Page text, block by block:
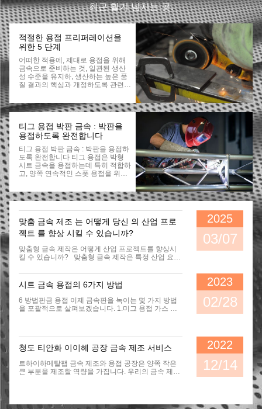
최근 활기 넘치는 곳.
적절한 용접 프리퍼레이션을
위한 5 단계
어떠한 적용에, 제대로 용접을 위해
금속으로 준비하는 것, 일관된 생산
성 수준을 유지하, 생산하는 높은 품
질 결과의 핵심과 개정하도록 관련된
입니다. 매우 가장 완전한 것 표면으
로 시작하는 것 건전하고 강한 웰드
이 바르게 그리고 효율적으로 용접
프레프를 완료하기 위한 우수 사례를
운영자들에 장치하는 것 전체적 용접
작업을 간소화하는 것에게 중요한 이
유입니다.1. 계획을 형성하세요 적절
한 용접 프리퍼레이션을 위해, 시작
되기 전에 계획을 가지는 것은 중요
순한 것처럼 보이는 프로젝트로 완전
히 뛰어들고 그리고 나서 희생이 큰
나, 개정하기 쉽습니다. 또한 계획을
가지는 것 사안이 발생할 때 당신이
요령을 피우기 위해 충동을 이겨낼
수 있도록 도와 줍니다. 당신의 용접
프레프 전략을 한데 모을 때 이러한
용하고 있는 용접 프로세스에 필요합
니까? 만약 당신이 피복 금속 아크
용접 (SMAW) 이면, 당신이 종종 재
료 표면에 약간의 음란을 가지고 도
망칠 수 있지만, 그러나 과정이 더 용
접 후되고 층간 세정을 요구합니다.
적으로 더 많은 준비와 클리너 표면
이 품질 용접물들을 생산하도록 요구
더 적은 노력이 요구됩니다. 매체가
내가 함께 일하고 있는 재료를 위해
가지고 있습니다. 인코넬 합금과 같
티그 용접 박판 금속 : 박판을
용접하도록 완전합니다
티그 용접 박판 금속 : 박판을 용접하
도록 완전합니다 티그 용접은 박형
시트 금속을 용접하는데 특히 적합하
고, 양쪽 연속적인 스폿 용접을 위해
대하여 더 자세히 아세요. 술래잡기
(텅스텐 불활성 가스) 용접 박판 금속
호받는 용해되지 않는 (텅스텐) 전극
과 아크 용접 공정이며 (가장 일반적
으로 사용된 가스가 아르곤 또는 헬
륨입니다), 그것이 용가재와 함께 수
행될 수 있습니다. 티그 용접은 박형
고, 양쪽 연속적인 스폿 용접을 위해
사용될 수 있습니다. 이 특별한 용접
공정학은 리벳을 비행기 (똑같은 저
항과 많은 라이터) 위의 웰드들로 대
체하기 위해, 처음에 2차 세계대전
동안 항공 업계를 위해 개발되었습니
티그 용접 박판 금속은 고급 품질 접
합부를 제공하고, 그러므로 특히 금
속을 관통하는 더 리스크가 높은 전
통적 용접 결합 기술과는 달리, 박판
을 용접하는데 적합합니다. 가장 일
인레스 강과 비철 금속의 얇은 소편
맞춤 금속 제조 는 어떻게 당신 의 산업 프로
젝트 를 향상 시킬 수 있습니까?
맞춤형 금속 제작은 어떻게 산업 프로젝트를 향상시킬 수 있습니까? 맞춤형 금속 제작은 특정 산업 요구에 맞는 솔루션을 만들 수있는 기능을 제공합니다. 이 프로세스는 모든 구성 요소가 완벽하게 적합하여 기능과 효율성을 모두 향상시킵니다. 예를 들어, 건설 및 자동차와 같은 산업은 금속 제조에 의존하여 구조적 구성 요소, 특수 부품 및 프로토 타입을 생산합니다. 알고 있었나요?맞춤 제작은 또한 농업 및 건강 관리와 같은 부문에도 도움이됩니다. 농업 및 특수 의료 기기를위한 내구성있는 기계는 다재다능함에 대한 몇 가지 예일뿐입니다. 산업 애플리케이션 건설 구조 성분, 장식 요소, 맞춤형 계단, 금속 클래딩 자동차 특수 부품, 프로토 타입, 성능 및 안전을위한 수정 항공 우주 정밀 구성 요소는 안전성 및 효율성을위한 엄격한 사양을 충족합니다 의료 특수 장비, 수술기구, 의료 기기 예술과 디자인 조각, 가구, 창조적 인 금속 작품 고급 기술을 활용하면 프로젝트에서 타의 추종을 불허하는 정밀도와 내구성을 달성 할 수 있습니다. 농업용 내구성 기계 또는 전자 제품을위한 맞춤형 구성 요소가 필요한지 여부에 관계없이 금속 제조는 요구 사항에 적응하여 장기 신뢰성을 보장합니다. 또한 사용을 고려하십시오링크 앵커프로젝트를 관련 리소스 및 정보와 연결하려면 금속 제조 공정에 대한 이해를 높이십시오. 주요 테이크 아웃 맞춤형 금속 제작은 힘든 작업을위한 특별한 솔루션을 만드는 데 도움이됩니다. 그것은 일이 어떻게 작동 하는지를 향상시키고 더 효율적으로 만듭니다. 정확한 제조는 폐기물을 줄이고 돈을 절약합니다. 모든 부분은 잘 맞고 제대로 작동합니다. 특정 위험을 해결하는 맞춤형 디자인으로 안전이 향상됩니다. 이것은 모든 사람에게 직장을 더 안전하게 만듭니다. 올바른 재료와 방법을 선택하면 비용이 절약 될 수 있습니다. 또한 제품을 강력하고 고품질로 유지합니다. 전문 제작자와 함께 일하면 좋은 조언을 제공합니다. 그들은 프로젝트에 가장 적합한 솔루션을 만드는 데 도움이됩니다. 맞춤형 금속 제조가 산업 문제를 해결하는 방법 고유 한 프로젝트 요구를위한 맞춤형 솔루션 모든 산업 프로젝트에는 자체 도전 과제가 있습니다. 맞춤형 금속 제작을 통해 고유 한 요구 사항을 충족하도록 특별히 설계된 구성 요소를 만들어 이러한 과제를 해결할 수 있습니다. 예를 들어, 프로젝트에 고온 또는 부식성 환경과 같은 극한의 조건이 포함 된 경우 사용자 정의 제작은 이러한 응력을 견딜 수 있도록 설계된 재료를 사용하도록합니다. 이 접근법은 기계의 내구성을 향상시킬뿐만 아니라 수명을 연장합니다. 맞춤형 디자인으로 공간 제한을 해결할 수도 있습니다. 맞춤 구성 요소는 성능을 손상시키지 않고 사용 가능한 공간을 최대화합니다. 건설 프로젝트를 위해 구조 강철이 필요하거나 제조를위한 전문 기계가 필요한지 여부에 관계없이 사용자 정의는 유연성과 정밀성을 보장합니다. 항공 우주 및 건설과 같은 산업은 혁신과 탄력성을 지원하기 때문에 이러한 적응성으로부터 크게 이익을 얻습니다. 정밀도를 통한 효율성 향상 정밀도는 맞춤형 금속 제작의 초석입니다. 생산함으로써 그 부분정확한 사양을 일치 시키면 기존 시스템과 완벽하게 통합 할 수 있습니다. 이렇게하면 설치 시간이 줄어들고 더 부드러운 작업을 보장합니다. 예를 들어, 적절하게 장착 된 구성 요소는 부하 분포를 개선하여 기계의 전반적인 효율성을 향상시킵니다. 정밀도생산 중 폐기물을 최소화합니다. 정확한 측정으로 만든 구성 요소는 재료 비용을 줄이고 처리 시간을 가속화합니다. 또한 적합한 부품은 조립 라인 중단 가능성을 줄여 작업을 원활하게 유지합니다. 이 수준의 정확도는 로봇 및 자동차와 같은 산업에서 특히 중요합니다. 사소한 오류조차도 상당한 오류가 발생할 수 있습니다. 맞춤형 디자인으로 안전성 향상 안전은 모든 산업 환경에서 최우선 과제입니다. 맞춤형 금속 제작은 작업장 안전을 향상시키는 디자인을 만드는 데 도움이됩니다. 예를 들어, 가드 레일과 안전 인클로저는 기계에 맞게 작업자에게 최적의 보호를 제공합니다. 보도 및 강화 가장자리의 슬립 방지 표면은 사고의 위험을 더욱 줄입니다. 맞춤형 설계는 또한 안전 규정 준수를 보장합니다. 직장의 특정 위험을 해결함으로써 팀을위한보다 안전한 환경을 조성 할 수 있습니다. 사고로 날카로운 모서리와의 접촉을 방지하거나 중장비의 안정성을 향상시키는 지 여부에 관계없이 사용자 정의 솔루션은 안전 표준을 유지하는 데 중요한 역할을합니다. 폐기물을 최소화하여 비용을 줄입니다 맞춤형 금속 제작은 비용을 줄이는 실용적인 방법을 제공합니다.재료 폐기물 최소화. 종종 과도한 재료를 생성하는 대량 생산과 달리 맞춤 제작은 필요한 것만 생산하는 데 중점을 둡니다. 이 접근법은 비용을 절약 할뿐만 아니라 재료 사용을 최적화함으로써 지속 가능성을 지원합니다. 프로젝트에 적합한 금속과 두께를 선택하여 비용 절감을 달성 할 수 있습니다. 예를 들어: 알루미늄 또는 강철과 같은 재료를 선택하면 비용을 낮게 유지하면서 내구성이 내릴 수 있습니다. 적절한 두께를 사용하면 품질을 손상시키지 않고 불필요한 무게와 재료 비용이 줄어 듭니다. 디자인을 단순화하면 폐기물을 줄이는 데 중요한 역할을합니다. 부품이 적은 구성 요소를 만들면 재료 사용량을 낮추고 제조 프로세스를 덜 복잡하게 만듭니다. 이 단순성은 생산 시간이 빠르고 인건비가 줄어 듭니다. 효율적인 제조 기술을 선택하면 비용 효율성이 향상됩니다. 레이저 절단과 같은 프로세스는 플라즈마 절단과 같은 전통적인 방법에 비해 더 큰 정밀도를 제공합니다. 이 정밀도는 오류를 최소화하여 모든 조각이 완벽하게 맞고 재료가 낭비되지 않도록합니다. 또한 알루미늄 및 강철과 같은 금속이 재활용 가능하므로 맞춤형 제작을 친환경적인 선택으로 만듭니다. 재료를 재사용하면 원자재 비용을 줄이면 지속 ​​가능성에 기여합니다. 이 이중 혜택은 비용을 절약하고 환경 영향을 줄이는 데 도움이됩니다. 팁:제작 파트너와 협력하여 설계 최적화 및 재료 옵션을 탐색하십시오. 이를 통해 프로젝트에 가장 비용 효율적인 솔루션을 얻을 수 있습니다. 폐기물 감소에 중점을 두어 맞춤형 금속 제작을 통해 재정적 절약 및 환경 책임을 모두 달성 할 수 있습니다. 효율성을 극대화하고 비용을 최소화하려는 비즈니스에 현명한 선택입니다. 금속 제조의 주요 이점 정밀도와 정확성 정밀도는 산업 프로젝트의 성공을 보장하는 데 중요한 역할을합니다.맞춤형 금속 제조는 수정이 필요하지 않습니다특정 애플리케이션에 대한 목적으로 구성된 구성 요소를 작성함으로써. 이 수준의 정확도는 특히 항공 우주 및 의료 장비와 같은 산업에서는 경미한 변형조차도 성능에 영향을 줄 수 있습니다. 레이저 절단과 같은 고급 기술은 높은 공차 및 원활한 부분 어셈블리를 허용합니다. 이러한 방법은 모든 조각이 완벽하게 맞아 오류를 줄이고 생산 프로세스를 간소화 할 수 있도록합니다. 예를 들어, 제조의 정확성폐기물을 최소화하여 효율성을 향상시킵니다구성 요소를 기존 시스템에 통합하는 것을 향상시킵니다. 또한 높은 정확도로 복잡한 디자인을 달성하여 모든 부품이 엄격한 품질 표준을 충족하도록합니다. 팁:CNC 가공 또는 레이저 절단과 같은 고급 기술을 탐색하여 타의 추종을 불허하는 정밀도를 탐색하십시오. 내구성과 장수 내구성은 제조 된 구성 요소가 시간 테스트를 견딜 수 있도록합니다. 부식 저항을위한 스테인레스 스틸 또는 무거운 하중을위한 탄소강과 같은 올바른 재료를 선택하는 것이 필수적입니다. 이 재료는 가혹한 날씨에 노출되거나 고압 조건에 관계없이 까다로운 환경에 필요한 강도를 제공합니다. 프레스 브레이크 형성 및 용접을 포함한 현대식 제조 방법은 금속 제품의 구조적 무결성을 향상시킵니다. 잘 생각 된 설계는 부하 분포 및 응력 지점을 설명함으로써 안정성을 더욱 향상시킵니다. 또한 청소 및 에칭과 같은 표면 제조 기술은 보호 코팅의 접착력을 향상시켜 부식의 위험을 줄입니다. 이 단계는 구성 요소가 장기간에 걸쳐 신뢰할 수 있고 기능적으로 유지되도록합니다. 메모:분말 코팅 또는 아연 도금과 같은 보호 코팅을 적용하면 금속 제품의 수명이 크게 연장 될 수 있습니다. 비용 효율성 및 절약 맞춤형 금속 제작은 품질을 손상시키지 않고 비용을 줄이기위한 몇 가지 전략을 제공합니다. 올바른 재료와 두께를 선택하면 제조 비용에 영향을 미칩니다. 예를 들어, 알루미늄은 가벼운 옵션을 제공하는 반면 Steel은 합리적인 비용으로 강도를 제공합니다. 불필요한 기능을 제거하여 설계를 단순화하면 제조 시간과 자원 사용이 줄어 듭니다. 생산 공정을 간소화하면 추가 비용이 줄어 듭니다. 예를 들어, 표준화 부품을 사용하면 규모의 경제로부터 혜택을받을 수 있습니다. 숙련 된 제작자와 협력하면 용접 요구를 최소화하고 인건비를 줄이는 설계 최적화를 식별하는 데 도움이 될 수 있습니다. 이러한 조치는 비용을 절약 할뿐만 아니라 프로젝트 타임 라인을 단축시켜 더 빠른 배송을 보장합니다. 전략 설명 재료 선택 올바른 금속과 두께를 선택하면 제조 비용에 큰 영향을 미칩니다. 설계 최적화 설계 및 생산 프로세스를 간소화하면 비용이 크게 줄어 듭니다. 단순화 디자인 불필요한 기능을 줄이면 제조 시간과 자원 사용이 줄어 듭니다. 부품 표준화 표준화를 통해 달성 된 규모의 경제는 비용 절감을 초래합니다. 이러한 전략에 중점을두면 구성 요소의 품질과 내구성을 유지하면서 상당한 비용 절감 효과를 얻을 수 있습니다. 응용 프로그램 전체의 적응성 맞춤형 금속 제작은 광범위한 산업 응용 분야에 적응할 수있는 능력으로 두드러집니다. 이러한 유연성을 통해 효율성과 신뢰성을 보장하면서 다양한 부문의 고유 한 요구를 해결할 수 있습니다. 건설, 제조 또는 정밀 산업 분야에서 일하든 맞춤형 제작은 귀하의 요구에 맞는 솔루션을 제공합니다. 다음은 산업 전반에 맞는 맞춤형 금속 제조에 적응하는 방법입니다. 구조적 금속 제조: 인프라 구축에 이상적이며 특정 부하 및 설계 요구 사항을 충족하는 빔, 열 및 프레임 워크의 생성을 지원합니다. 특수 구성 요소: 항공 우주 및 로봇 공학과 같은 정밀 산업은 엄격한 공차 및 성능 표준을 충족하도록 설계된 맞춤형 부품의 혜택을받습니다. 중장기: 사용자 정의 부품은 농업, 광업 및 기타 까다로운 환경에 사용되는 장비의 내구성과 기능을 향상시킵니다. 프로토 타이핑 및 소규모 배치 생산: 디자인의 빠른 테스트 및 개선은 혁신을 촉진하여 새로운 아이디어를 효율적으로 생생하게 가져옵니다. 부식 방지 합금: 고강도 재료는 해양 또는 화학적 처리 환경과 같은 가혹한 조건에서 내구성을 보장합니다. 이 적응성은 금속 제조에서 이용할 수있는 광범위한 기술과 재료에서 비롯됩니다. CNC 가공 및 레이저 절단과 같은 프로세스는 정확한 사용자 정의를 가능하게하는 반면 스테인레스 스틸 및 알루미늄과 같은 재료는 강도와 다양성을 제공합니다. 올바른 조합을 선택하면 모든 설정에서 안정적으로 수행하는 구성 요소를 만들 수 있습니다. 팁:제작자와 협력하여 업계의 특정 요구에 맞는 혁신적인 디자인 및 재료를 탐색하십시오. 이를 통해 프로젝트가 최적의 결과를 얻을 수 있습니다. 맞춤형 금속 제작을 통해 다양한 응용 분야에서 문제를 해결할 수 있습니다. 적응성은 효율성, 내구성 및 혁신을 추구하는 산업에 귀중한 도구입니다. 산업에서 금속 제조의 응용 제조 및 생산 금속 제조는 제조 및 생산 산업에서 중요한 역할을합니다. 이를 사용하여 차량에 필수 구성 요소를 만들 수 있습니다.바디 패널, 프레임 및 엔진 부품. 또한 브리지, 플랫폼 및 버스, 기차 및 지하철과 같은 대중 교통 시스템을 포함한 대규모 인프라 프로젝트를 지원합니다. 안전 장벽과 공항 구조는 제조 된 금속 부품의 강도와 정밀도로부터 이익을 얻습니다. 금속 제조를 활용하면 생산 공정이 효율적이고 신뢰할 수 있도록 할 수 있습니다. 맞춤형 설계를 사용하면 중장비 용 내구성 부품 또는 더 빠른 조립을위한 경량 재료가 필요한지 여부에 관계없이 특정 요구 사항을 충족 할 수 있습니다. 이러한 적응성으로 인해 금속 제조는 혁신과 확장성에 중점을 둔 산업에 필수 불가능합니다. 팁:제작자와 협력하여 고정밀 제조를위한 CNC 가공과 같은 고급 기술을 탐색하십시오. 건설 및 인프라 건설 및 인프라 프로젝트에서 금속 제작은 구조 프레임 워크를위한 백본을 제공합니다. 비교할 수없는 강도와 내구성을 가진 다리, 고층 빌딩 및 상업용 건물을 만드는 데 사용할 수 있습니다. 주거 공간과 창고는 안정성과 기능을 위해 제작 된 구성 요소에 의존합니다. 도시 인프라 프로젝트는 지지대, 난간 및 고속도로 간판의 형태로 금속 제조로부터 혜택을받습니다. 수공예 및 외관과 같은 건축 기능은 구조적 무결성을 유지하면서 미적 가치를 더합니다. 대중 교통 시스템 및 광고판을위한 플랫폼은 건설에서 금속 제조의 다양성을 더 보여줍니다. 이 프로세스는 모든 구성 요소가로드 베어링 구조 또는 장식 요소를 포함하든 프로젝트의 요구를 충족하도록합니다. 올바른 재료와 기술을 선택하면 기능과 시각적 호소력을 모두 달성 할 수 있습니다. 에너지와 유틸리티 금속 제조는 에너지 및 유틸리티 부문에 필수적입니다. 내구성 있고 정확한 구성 요소가있는 발전소를 건설하는 데 사용할 수 있습니다. 고품질 파이프 라인은 연료 추출 및 에너지 분포를 지원하는 반면, 내 입력 부품은 가스 및 오일 응용의 신뢰성을 보장합니다. 정제 공정은 가혹한 조건을 견딜 수있는 부식 방지 재료의 혜택을받습니다. 청정 에너지로의 전환은 또한 금속 제조에 의존합니다. 태양 전지판, 풍력 터빈 및 지열 시스템은 효율적으로 기능하기 위해 특수 구성 요소가 필요합니다. 제조 된 금속 부품을 통합하면 환경 친화적 인 발전에 기여하고 지속 가능한 에너지 솔루션으로의 전환을 지원할 수 있습니다. 메모:에너지 응용에 사용되는 구성 요소의 수명을 향상시키기 위해 부식 방지 합금을 선택하십시오. 자동차 및 항공 우주 맞춤형 금속 제작은 자동차 및 항공 우주 산업에서 중요한 역할을합니다. 엄격한 안전, 성능 및 효율성 표준을 충족하는 구성 요소를 만들기 위해 의존 할 수 있습니다. 이러한 산업은 정밀성과 내구성을 요구하며 금속 제조는 둘 다를 제공합니다. 자동차 부문에서 수중화 및 판금 제조와 같은 기술은 경량하면서도 강력한 구성 요소를 생성하는 데 도움이됩니다. 이러한 방법은 연료 효율과 안전성을 향상시킵니다. 예를 들어, 수경화는 무게를 줄이고 강도가 향상된 자동차 부품을 생성합니다. 판금 제조는 자동차 몸과 프레임의 정확한 크기를 보장하여 원활한 어셈블리를 허용합니다. 롤 형성은 생산 단계를 최소화하여 시간을 절약하고 재료 폐기물을 줄입니다. 항공 우주에서는 정밀도는 협상 할 수 없습니다. 제작 기술은 모든 구성 요소가 엄격한 사양을 충족하도록합니다. 판금 제조는 날개, 랜딩 기어 및 기타 중요한 부품을 제작하는 데 필수적입니다. 이러한 구성 요소는 높은 고도 및 다양한 온도와 같은 극한 조건을 견딜 수 있어야합니다. 고급 방법을 사용하면이 산업에서 필요한 신뢰성과 성능을 달성 할 수 있습니다. 기술 자동차로 응용 프로그램 항공 우주에서의 적용 수경식 더 나은 안전성과 연료 효율을 위해 가볍고 강력한 구성 요소를 만듭니다. 경량 구조에는 유사한 기술이 적용될 수 있습니다. 롤 형성 생산 단계와 재료 폐기물을 최소화하여 비용을 줄입니다. 효율성은 비용 효율적인 항공 우주 생산에 중요합니다. 판금 제조 정확한 크기의 자동차 몸과 프레임에 사용됩니다. 정밀 제조는 날개 및 랜딩 기어와 같은 구성 요소에 필수적입니다. 팁:제작자와 협력하여 수중화 또는 판금 제조와 같은 고급 기술을 탐색하십시오. 이러한 방법은 구성 요소가 최고 수준의 안전 및 성능을 충족시킬 수 있도록합니다. 맞춤형 금속 제작을 활용하면 자동차 또는 항공 우주 프로젝트의 효율성과 신뢰성을 향상시킬 수 있습니다. 이 접근법은 가장 까다로운 환경에서도 모든 부품이 의도 한대로 수행되도록합니다. 금속 제조의 고급 기술 높은 정밀도를위한 CNC 가공 CNC 가공은 금속 제조에서 타의 추종을 불허하는 정밀도를 제공합니다. 이 기술은 고급 컴퓨터 프로그래밍 및 CAD/CAM 소프트웨어를 사용하여 절단 도구의 움직임을 제어합니다.미크론 수준 정확도. 드릴링, 밀링 또는 절단과 같은 모든 작업은 디지털 디자인의 정확한 사양을 따릅니다. 이를 통해 최종 제품이 조정할 필요없이 요구 사항을 충족시킬 수 있습니다. 일관되고 반복 가능한 프로세스가 필요한 프로젝트에 CNC 가공에 의존 할 수 있습니다. 수동 방법과 달리 CNC 머신은 구성 요소를 더 빠르고더 큰 정확도. 이러한 효율성은 오류를 줄이고 생산성을 향상시켜 항공 우주 및 의료 장비와 같은 산업에 이상적이어야합니다. 속도와 정확성을위한 레이저 절단 레이저 절단은 속도와 정밀도를 결합하여 금속 제조를 혁신합니다. 이 방법을 사용하면 복잡한 디자인과 복잡한 형상을 쉽게 만들 수 있습니다. 레이저 절단의 높은 정확도는 모든 구성 요소가 완벽하게 맞도록 보장하며, 이는 세부 설계가 필요한 산업에 필수적입니다. 레이저 기술의 발전도 있습니다처리 속도 향상. 이제 품질을 손상시키지 않고 더 빨리 미세한 컷을 달성 할 수 있습니다. 또한 레이저 절단은 클리너 가장자리를 생성하며재료 폐기물 감소비용 효율성에 기여합니다. 이 기술은 속도와 정밀도가 우선 순위 인 프로젝트에 적합합니다. 강한 조인트 용 용접 및 조립 용접 및 조립 기술이 제공됩니다강하고 내구성있는 관절금속 부품의 경우. 용접 조인트는 강도와 신뢰성의 다른 결합 방법을 능가하여 강력한 응용 분야에 적합합니다. 용접의 다양성을 통해 다양한 금속 및 복잡한 구조물로 작업 할 수 있습니다. Tig Welding과 같은 기술은 정확한 제어를 제공하여 고품질 결과를 보장합니다. 용접은 많은 대체 방법보다 빠르므로 생산 중에 시간을 절약 할 수 있습니다. 대형 프레임 워크 또는 복잡한 부품을 조립해야하든 용접은 구성 요소가 시간이 지남에 따라 안전하고 기능적으로 유지되도록합니다. 혁신적인 디자인을위한 3D 금속 인쇄 3D 금속 인쇄는 타의 추종을 불허하는 디자인 가능성을 제공함으로써 금속 제조에 접근하는 방식을 변화시킵니다. 첨가제 제조라고도하는이 고급 기술은 레이어별로 금속 부품 레이어를 구축하므로 전통적인 방법이 달성 할 수없는 복잡한 디자인을 만들 수 있습니다. 3D 금속 인쇄의 가장 중요한 장점 중 하나는 제공 능력입니다.전례없는 디자인 자유. 복잡한 형상 및 내부 구조로 고도로 맞춤화 된 부품을 생산할 수 있습니다. 이것은 정밀도와 혁신이 중요한 항공 우주 및 자동차와 같은 산업에서 특히 가치가 있습니다. 예를 들어, 성능과 효율성을 향상시키는 경량의 강력한 구성 요소를 설계 할 수 있습니다. 알고 있었나요?3D 금속 인쇄는 프로토 타이핑 프로세스를 가속화하여 디자인을 신속하게 테스트하고 개선 할 수 있습니다. 이를 통해 개발 시간이 줄어들고 제품을 더 빨리 시장에 출시 할 수 있습니다. 또 다른 이점은 지속 가능성에 대한 기여입니다. 종종 과도한 재료를 생성하는 전통적인 제조 방법과 달리 3D 프린팅은 필요한 것을 사용합니다. 이것은 폐기물, 비용 절감 및 친환경 관행을 최소화합니다. 또한 티타늄 또는 스테인리스 스틸과 같은 다양한 재료를 실험하여 프로젝트에 원하는 강도와 내구성을 달성 할 수 있습니다. 3D 금속 인쇄가 금속 제조에 혁명을 일으키는 방법은 다음과 같습니다. 전례없는 디자인 자
2025
03/07
시트 금속 용접의 6가지 방법
6 방법판금 용접 이제 금속판을 녹이는 몇 가지 방법
을 포괄적으로 살펴보겠습니다. 1.미그 용접 가스 금
접 건의 차폐 가스는 용접 웅덩이의 대기 오염을 방지
루미늄, 강철 및 스테인리스강과 같은 대부분의 판금
에 적합합니다. 이 용접 방법은 자동차 및 주택 개조
하기 위해 DC 또는 AC에서 비소모성 텅스텐 전극을
2023
02/28
청도 티안화 이이헤 공장 금속 제조 서비스
트하이하메탈팹 금속 제조와 용접 공장은 양쪽 작은
큰 부분을 제조할 역량을 가집니다. 우리의 금속 제조
접 MIG 용접 티그 용접 스틱 용접 스폿 용접 용접 서비
2022
12/14